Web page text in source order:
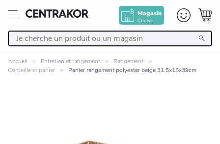
Magasin
Choisir
Accueil Entretien et rangement
Rangement
Corbeille et panier
Panier rangement polyester beige 31.5x15x39cm